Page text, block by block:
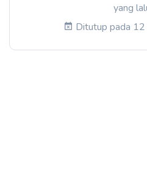
yang
Ditutup pada